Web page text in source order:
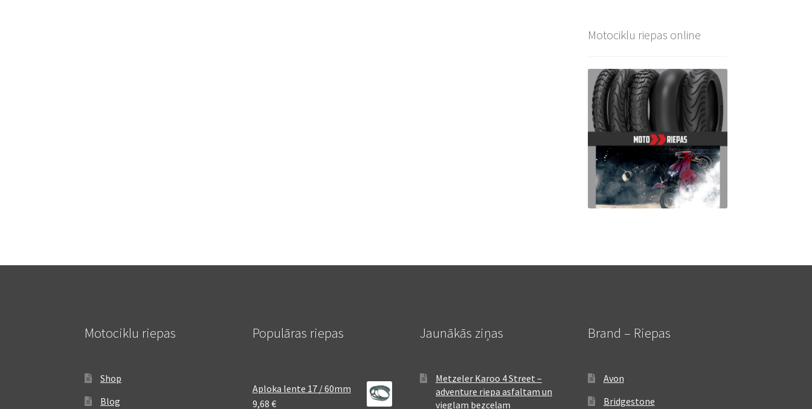
Motociklu riepas online
Motociklu riepas
Shop
Blog
Populāras riepas
Aploka lente 17 / 60mm
9,68 €
Jaunākās ziņas
Metzeler Karoo 4 Street –
adventure riepa asfaltam un
vieglam bezceļam
Brand – Riepas
Avon
Bridgestone